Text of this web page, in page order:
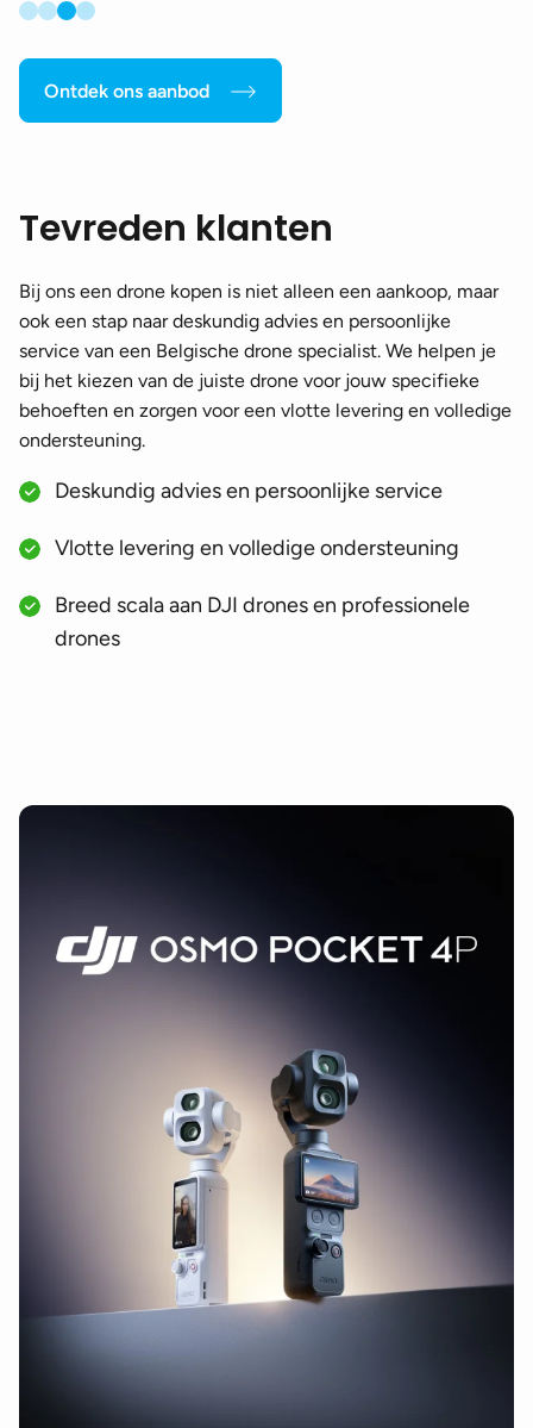
Ontdek ons aanbod
Tevreden klanten
Bij ons een drone kopen is niet alleen een aankoop, maar
ook een stap naar deskundig advies en persoonlijke
service van een Belgische drone specialist. We helpen je
bij het kiezen van de juiste drone voor jouw specifieke
behoeften en zorgen voor een vlotte levering en volledige
ondersteuning.
Deskundig advies en persoonlijke service
Vlotte levering en volledige ondersteuning
Breed scala aan DJI drones en professionele
drones